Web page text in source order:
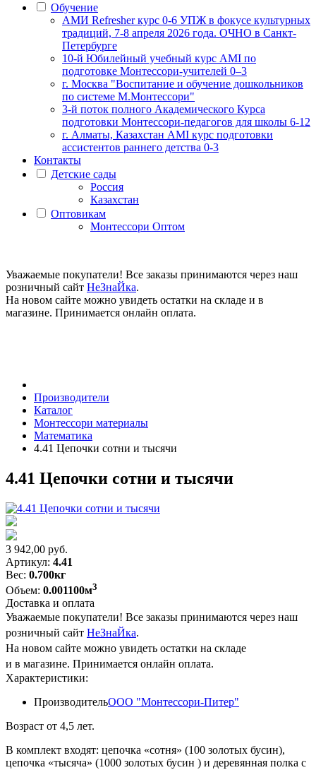
Обучение
АМИ Refresher курс 0-6 УПЖ в фокусе культурных
традиций, 7-8 апреля 2026 года. ОЧНО в Санкт-
Петербурге
10-й Юбилейный учебный курс AMI по
подготовке Монтессори-учителей 0–3
г. Москва "Воспитание и обучение дошкольников
по системе М.Монтессори"
3-й поток полного Академического Курса
подготовки Монтессори-педагогов для школы 6-12
г. Алматы, Казахстан AMI курс подготовки
ассистентов раннего детства 0-3
Контакты
Детские сады
Россия
Казахстан
Оптовикам
Монтессори Оптом
Уважаемые покупатели! Все заказы принимаются через наш
розничный сайт НеЗнаЙка.
На новом сайте можно увидеть остатки на складе и в
магазине. Принимается онлайн оплата.
Производители
Каталог
Монтессори материалы
Математика
4.41 Цепочки сотни и тысячи
4.41 Цепочки сотни и тысячи
3 942,00 руб.
Артикул: 4.41
Вес: 0.700кг
Объем: 0.001100м3
Доставка и оплата
Уважаемые покупатели! Все заказы принимаются через наш
розничный сайт НеЗнаЙка.
На новом сайте можно увидеть остатки на складе
и в магазине. Принимается онлайн оплата.
Характеристики:
ПроизводительООО "Монтессори-Питер"
Возраст от 4,5 лет.
В комплект входят: цепочка «сотня» (100 золотых бусин),
цепочка «тысяча» (1000 золотых бусин ) и деревянная полка с